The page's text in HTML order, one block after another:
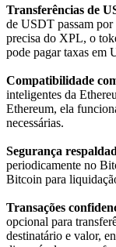
Transferências de
de USDT passam por
precisa do XPL, o
pode pagar taxas em
Compatibilidade
inteligentes da
Ethereum, ela
necessárias.
Segurança
periodicamente no
Bitcoin para
Transações
opcional para
destinatário e valor,